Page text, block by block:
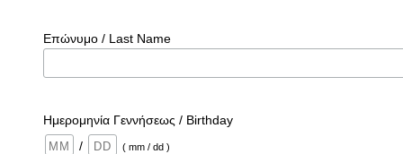
Επώνυμο / Last Name
Ημερομηνία Γεννήσεως / Birthday
/
( mm / dd )